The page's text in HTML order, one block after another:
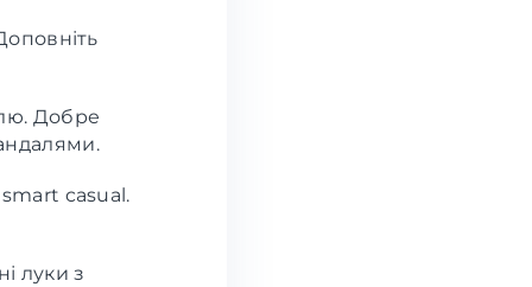
Добре
casual.
луки з